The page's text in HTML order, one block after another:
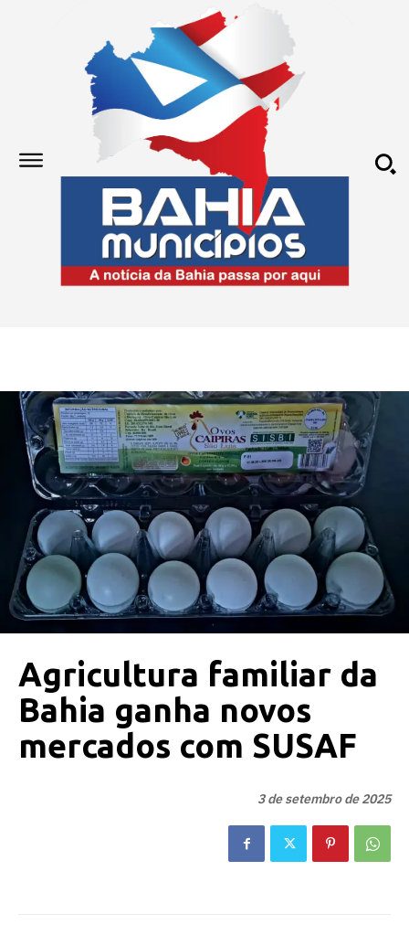
Agricultura familiar da
Bahia ganha novos
mercados com SUSAF
3 de setembro de 2025